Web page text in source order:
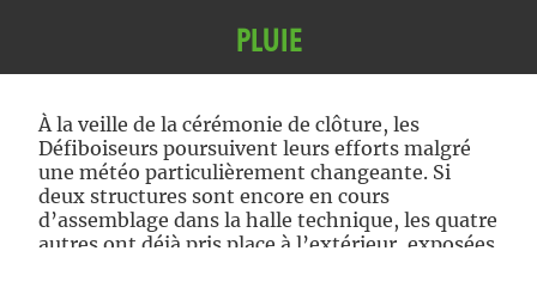
pluie
À la veille de la cérémonie de clôture, les
Défiboiseurs poursuivent leurs efforts malgré
une météo particulièrement changeante. Si
deux structures sont encore en cours
d’assemblage dans la halle technique, les quatre
autres ont déjà pris place à l’extérieur, exposées